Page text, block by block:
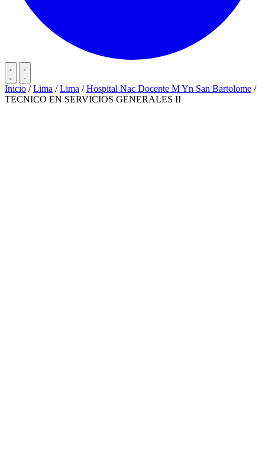
Inicio / Lima / Lima / Hospital Nac Docente M Yn San Bartolome /
TECNICO EN SERVICIOS GENERALES II